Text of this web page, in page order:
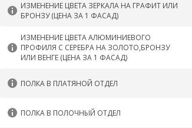
ИЗМЕНЕНИЕ ЦВЕТА ЗЕРКАЛА НА ГРАФИТ ИЛИ
БРОНЗУ (ЦЕНА ЗА 1 ФАСАД)
ИЗМЕНЕНИЕ ЦВЕТА АЛЮМИНИЕВОГО
ПРОФИЛЯ С СЕРЕБРА НА ЗОЛОТО,БРОНЗУ
ИЛИ ВЕНГЕ (ЦЕНА ЗА 1 ФАСАД)
ПОЛКА В ПЛАТЯНОЙ ОТДЕЛ
ПОЛКА В ПОЛОЧНЫЙ ОТДЕЛ